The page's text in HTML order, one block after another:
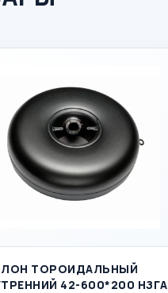
ТОРОИДАЛЬНЫЙ
42-600*200 НЗГА